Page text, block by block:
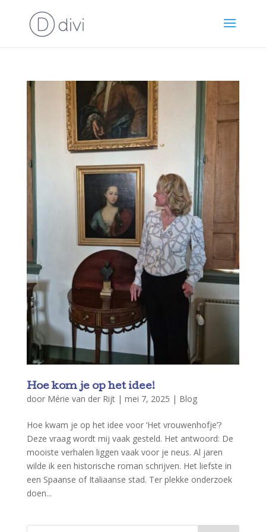
Hoe kom je op het idee!
door Mérie van der Rijt| mei 7, 2025 | Blog
Hoe kwam je op het idee voor ‘Het vrouwenhofje’?
Deze vraag wordt mij vaak gesteld. Het antwoord: De
mooiste verhalen liggen vaak voor je neus. Al jaren
wilde ik een historische roman schrijven. Het liefste in
een Spaanse of Italiaanse stad. Ter plekke onderzoek
doen...